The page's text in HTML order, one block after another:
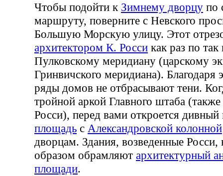
Чтобы подойти к Зимнему дворцу по
маршруту, поверните с Невского
Большую Морскую улицу. Этот
архитектором К. Росси как раз по
Пулковскому меридиану (царскому
Гринвичского меридиана). Благодаря
ряды домов не отбрасывают тени.
тройной аркой Главного штаба
Росси), перед вами откроется
площадь с Александровской колонной
дворцам. Здания, возведенные
образом обрамляют архитектурный
площади.